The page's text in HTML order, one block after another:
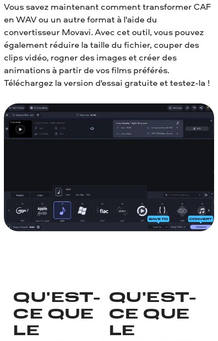
Vous savez maintenant comment transformer CAF
en WAV ou un autre format à l'aide du
convertisseur Movavi. Avec cet outil, vous pouvez
également réduire la taille du fichier, couper des
clips vidéo, rogner des images et créer des
animations à partir de vos films préférés.
Téléchargez la version d'essai gratuite et testez-la !
QU'EST-
CE QUE
LE
QU'EST-
CE QUE
LE